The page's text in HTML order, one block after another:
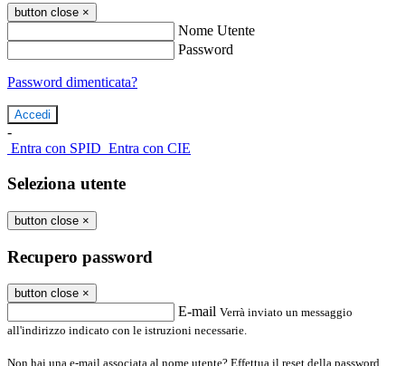
button close ×
Nome Utente
Password
Password dimenticata?
-
Entra con SPID Entra con CIE
Seleziona utente
button close ×
Recupero password
button close ×
E-mail Verrà inviato un messaggio
all'indirizzo indicato con le istruzioni necessarie.
Non hai una e-mail associata al nome utente? Effettua il reset della password